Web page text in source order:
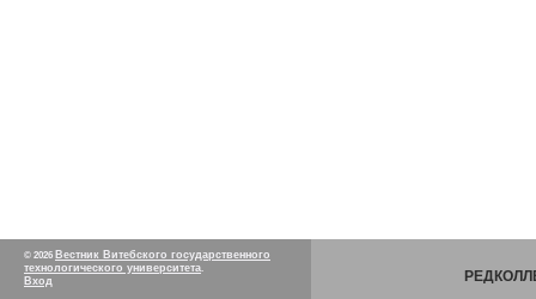
© 2026 Вестник Витебского государственного
технологического университета.
Вход